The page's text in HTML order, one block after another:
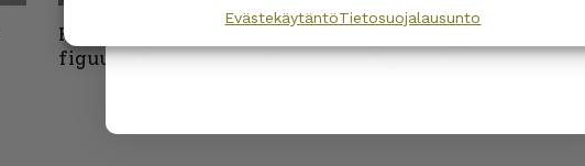
EvästekäytäntöTietosuojalausunto
Kupittaa Matti ja Maija
figuuri 16 cm keltainen
Kupittaa Matti ja Maija
figuuri 19 cm
Wanhojen kuppien and confirm that you have read and accepted